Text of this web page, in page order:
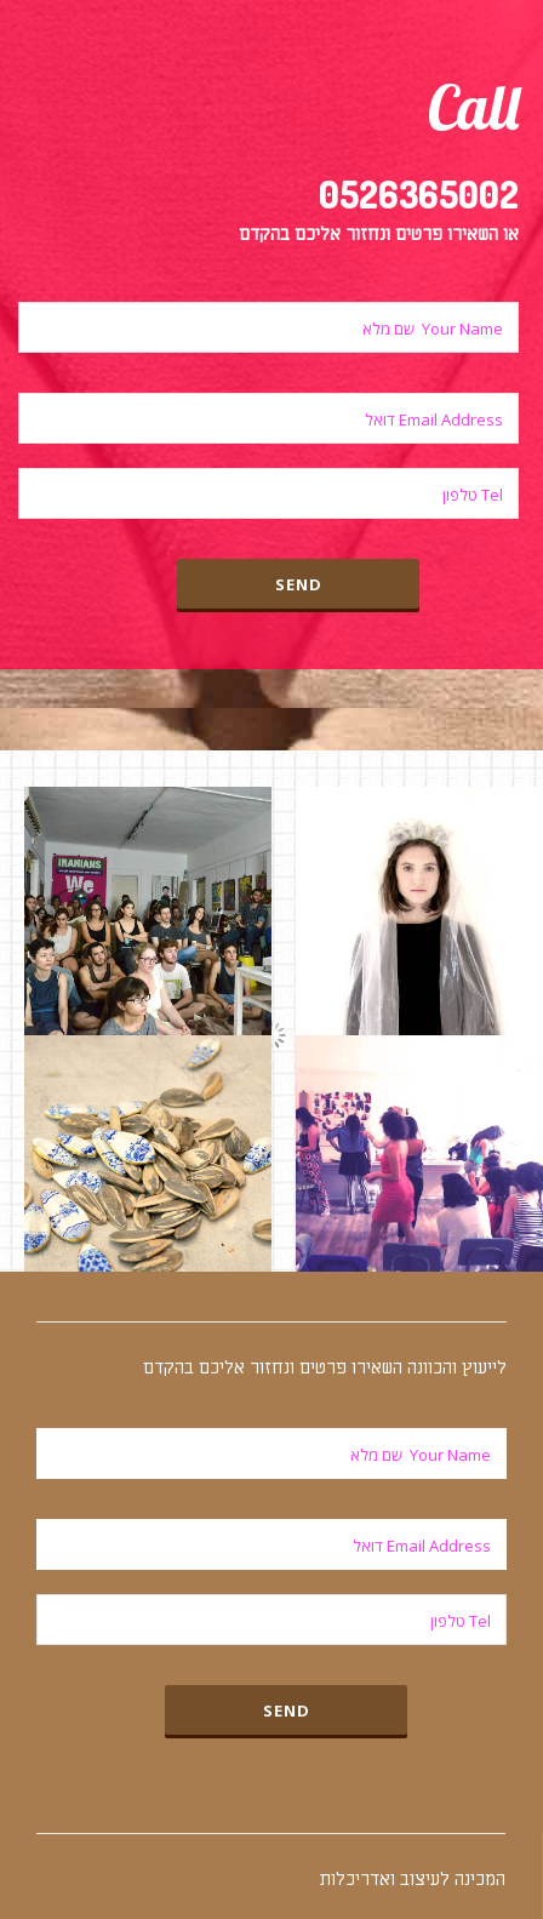
Call
0526365002
או השאירו פרטים ונחזור אליכם בהקדם
הרצאות במכינה סטודנטים במכינה
עבודות ותיקי עבודות סדנאות במכינה
לייעוץ והכוונה השאירו פרטים ונחזור אליכם בהקדם
המכינה לעיצוב ואדריכלות